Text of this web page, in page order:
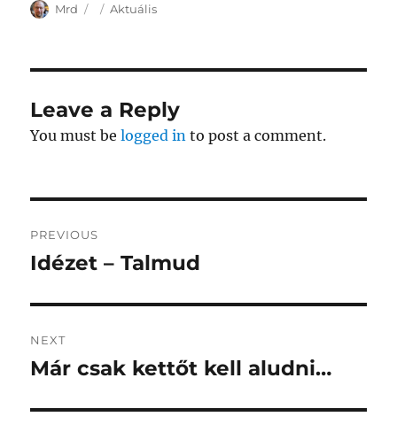
Author
Mrd
Posted
Categories
Aktuális
Leave a Reply
You must belogged in to post a comment.
navigation
PREVIOUS
Previous
Idézet – Talmud
NEXT
Next
Már csak kettőt kell aludni…